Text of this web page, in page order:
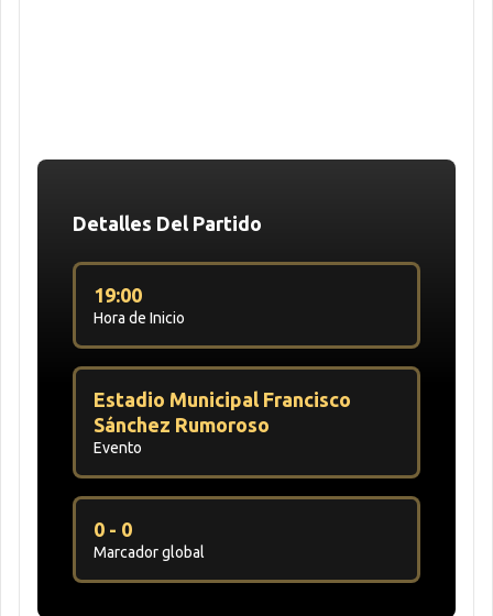
Detalles Del Partido
Hora de Inicio
19:00
Evento
Estadio Municipal Francisco
Sánchez Rumoroso
Marcador global
0 - 0